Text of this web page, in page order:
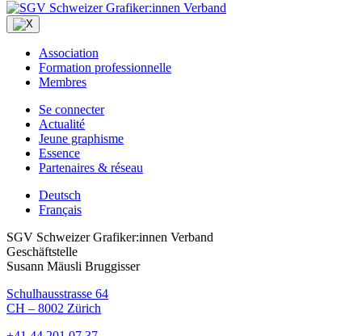
Association
Formation professionnelle
Membres
Se connecter
Actualité
Jeune graphisme
Essence
Partenaires & réseau
Deutsch
Français
SGV Schweizer Grafiker:innen Verband
Geschäftstelle
Susann Mäusli Bruggisser
Schulhausstrasse 64
CH – 8002 Zürich